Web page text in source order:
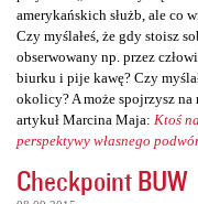
amerykańskich służb, ale co
Czy myślałeś, że gdy stoisz
obserwowany np. przez
biurku i pije kawę? Czy
okolicy? A może spojrzysz na
artykuł Marcina Maja: Ktoś
perspektywy własnego
Checkpoint BUW